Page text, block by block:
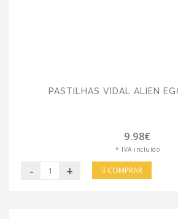
PASTILHAS VIDAL ALIEN
9.98€
* IVA incluído
- + COMPRAR